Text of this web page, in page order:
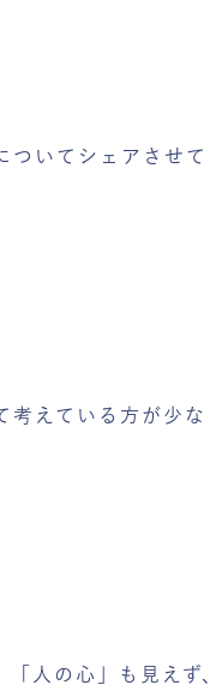
いてシェアさせて
えている方が少な
人の心」も見え